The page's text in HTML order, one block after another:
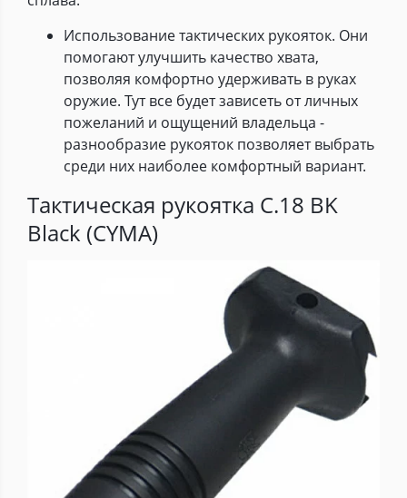
Использование тактических рукояток. Они
помогают улучшить качество хвата,
позволяя комфортно удерживать в руках
оружие. Тут все будет зависеть от личных
пожеланий и ощущений владельца -
разнообразие рукояток позволяет выбрать
среди них наиболее комфортный вариант.
Тактическая рукоятка C.18 BK
Black (CYMA)